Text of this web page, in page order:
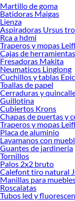
Martillo de goma
Batidoras Maigas
Lienza
Aspiradoras Ursus
Rca a hdmi
Traperos y mopas
Cajas de
Fresadoras Makita
Neumaticos Linglong
Cuchillos y tablas
Toallas de papel
Cerraduras y
Guillotina
Cubiertos Krons
Chapas de puertas y
Traperos y mopas
Placa de aluminio
Lavamanos con
Guantes de jardineria
Tornillos
Palos 2x2 bruto
Calefont tiro natural
Manillas para
Roscalatas
Tubos led y